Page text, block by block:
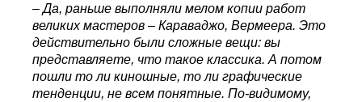
–Да, раньше выполняли мелом копии работ
великих мастеров – Караваджо, Вермеера. Это
действительно были сложные вещи: вы
представляете, что такое классика. А потом
пошли то ли киношные, то ли графические
тенденции, не всем понятные. По-видимому,